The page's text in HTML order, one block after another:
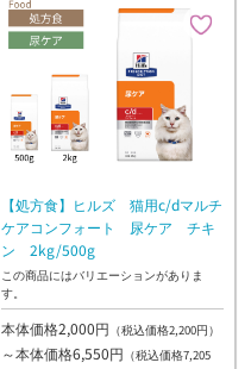
【処方食】ヒルズ 猫用c/dマルチ
ケアコンフォート 尿ケア チキ
ン 2kg/500g
この商品にはバリエーションがありま
す。
本体価格2,000円 （税込価格2,200円）
～本体価格6,550円 （税込価格7,205